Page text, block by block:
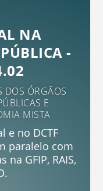
NA
-
DOS ÓRGÃOS
E
MISTA
e no DCTF
paralelo com
GFIP, RAIS,